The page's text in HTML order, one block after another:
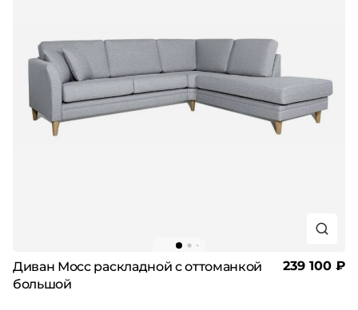
Диван Мосс раскладной с оттоманкой
большой
239 100 ₽